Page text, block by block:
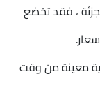
، فقد تخضع
معينة من وقت